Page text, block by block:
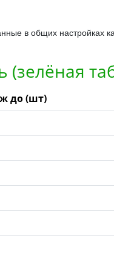
в общих настройках
(зелёная
до (шт)